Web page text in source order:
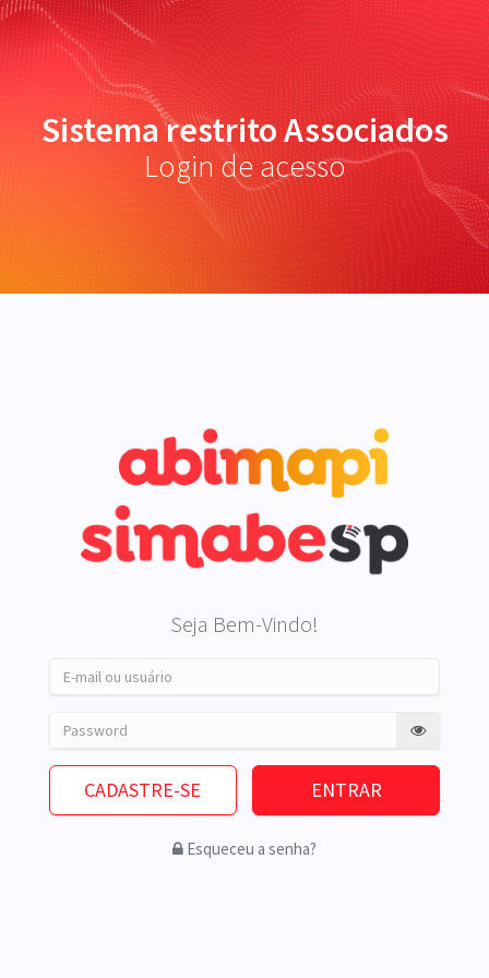
Sistema restrito Associados
Login de acesso
Seja Bem-Vindo!
usuário
Senha
ENTRAR
CADASTRE-SE
Esqueceu a senha?